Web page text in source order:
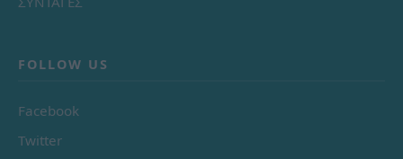
FOLLOW US
Facebook
Twitter